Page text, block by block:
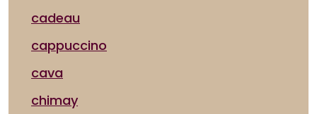
cadeau
cappuccino
cava
chimay